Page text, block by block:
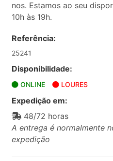
nos. Estamos ao seu
10h às 19h.
Referência:
25241
Disponibilidade:
ONLINE LOURES
Expedição em:
48/72 horas
A entrega é normalmente
expedição